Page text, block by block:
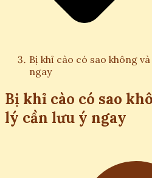
Bị khỉ cào có sao không
ngay
Bị khỉ cào có sao
lý cần lưu ý ngay